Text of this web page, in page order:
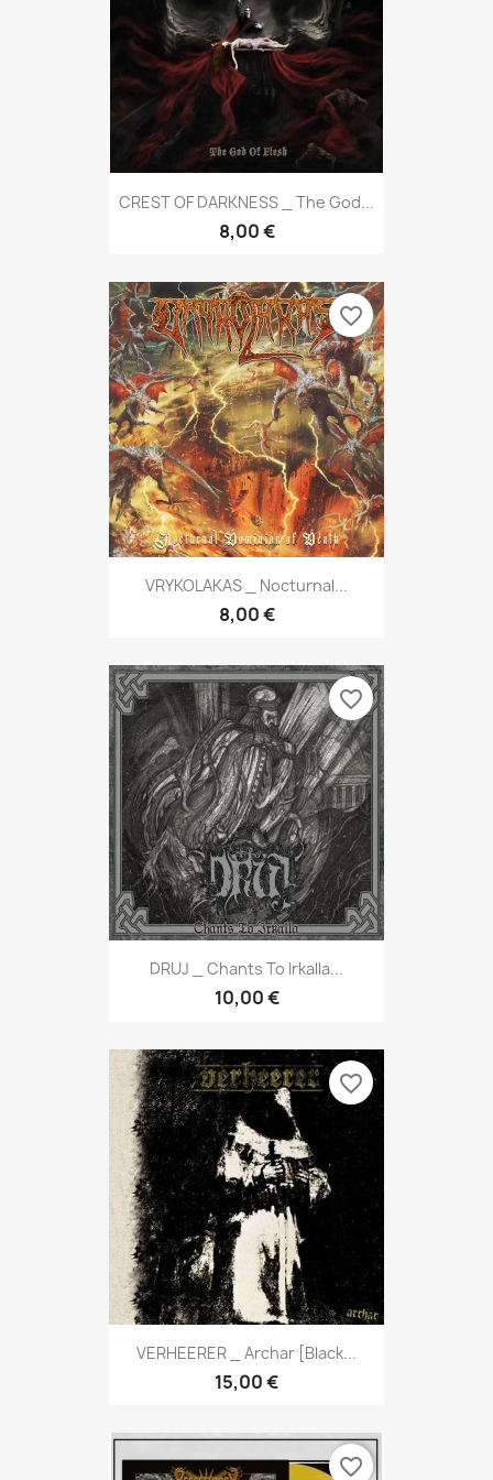
CREST OF DARKNESS _ The God...
8,00 €
VRYKOLAKAS _ Nocturnal...
8,00 €
favorite_border
DRUJ _ Chants To Irkalla...
10,00 €
favorite_border
VERHEERER _ Archar [Black...
15,00 €
favorite_border
favorite_border